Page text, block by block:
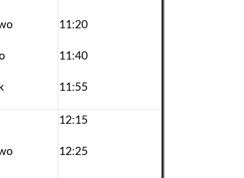
11:20
11:40
11:55
12:15
12:25